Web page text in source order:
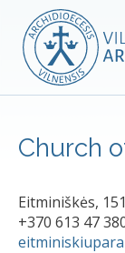
Church
Eitminiškės,
+370 613 47